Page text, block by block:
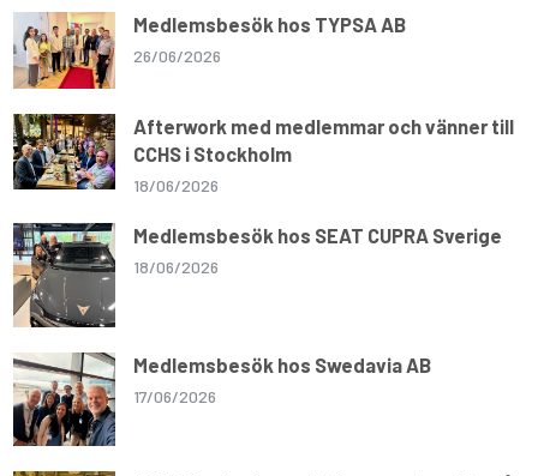
Medlemsbesök hos TYPSA AB
26/06/2026
Afterwork med medlemmar och vänner till
CCHS i Stockholm
18/06/2026
Medlemsbesök hos SEAT CUPRA Sverige
18/06/2026
Medlemsbesök hos Swedavia AB
17/06/2026